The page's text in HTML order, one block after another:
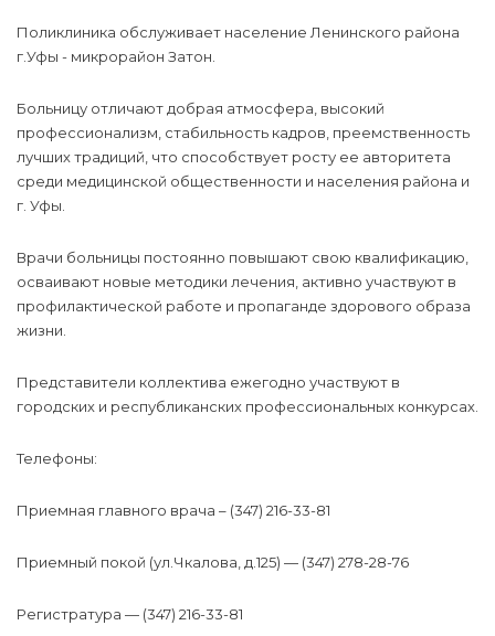
Поликлиника обслуживает население Ленинского района
г.Уфы - микрорайон Затон.
Больницу отличают добрая атмосфера, высокий
профессионализм, стабильность кадров, преемственность
лучших традиций, что способствует росту ее авторитета
среди медицинской общественности и населения района и
г. Уфы.
Врачи больницы постоянно повышают свою квалификацию,
осваивают новые методики лечения, активно участвуют в
профилактической работе и пропаганде здорового образа
жизни.
Представители коллектива ежегодно участвуют в
городских и республиканских профессиональных конкурсах.
Телефоны:
Приемная главного врача – (347) 216-33-81
Приемный покой (ул.Чкалова, д.125) — (347) 278-28-76
Регистратура — (347) 216-33-81